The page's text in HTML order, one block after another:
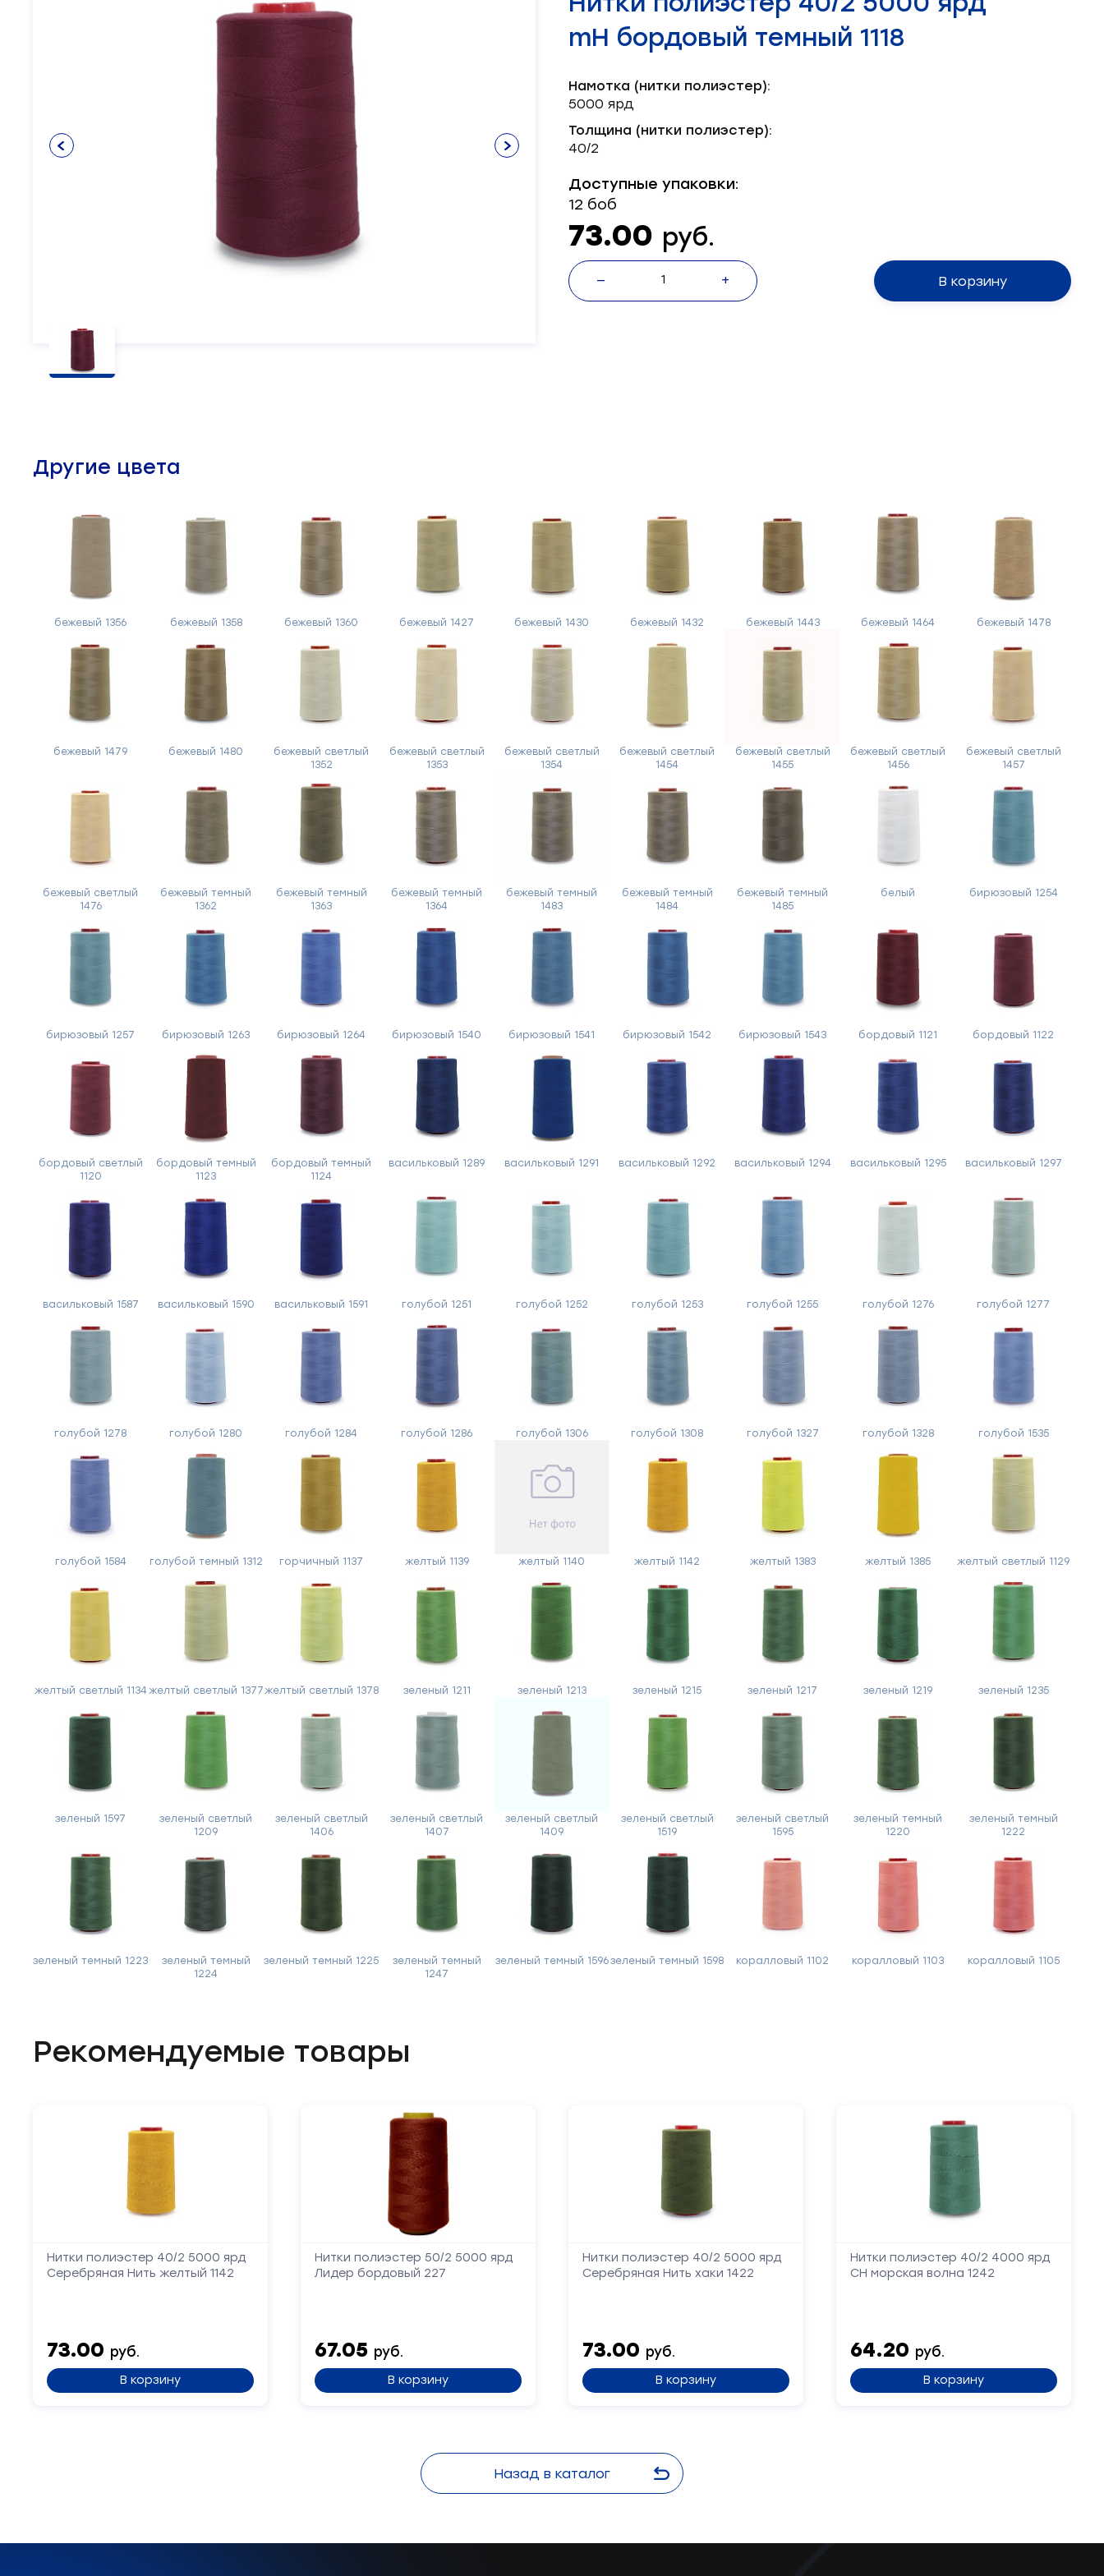
Нитки швейные
Лента декоративная
Паты
Пукля
12
Клеевые и прокладочные
Косая бейка
6
Прикладные материалы
Утеплители и наполнители
Запчасти для швейного
Серводвигатель
Смазка
Запчасти: иглы 3
Нетканые материалы
Установочное оборудование 8
mH бордовый темный 1118
Намотка (нитки полиэстер):
5000 ярд
Толщина (нитки полиэстер):
40/2
Доступные упаковки:
12 боб
73.00 руб.
— + В корзину
Другие цвета
бежевый 1356 бежевый 1358 бежевый 1360 бежевый 1427 бежевый 1430 бежевый 1432 бежевый 1443 бежевый 1464 бежевый 1478
бежевый 1479 бежевый 1480
бежевый светлый
1352
бежевый светлый
1353
бежевый светлый
1354
бежевый светлый
1454
бежевый светлый
1455
бежевый светлый
1456
бежевый светлый
1457
бежевый светлый
1476
бежевый темный
1362
бежевый темный
1363
бежевый темный
1364
бежевый темный
1483
бежевый темный
1484
бежевый темный
1485
белый бирюзовый 1254
бирюзовый 1257 бирюзовый 1263 бирюзовый 1264 бирюзовый 1540 бирюзовый 1541 бирюзовый 1542 бирюзовый 1543 бордовый 1121 бордовый 1122
бордовый светлый
1120
бордовый темный
1123
бордовый темный
1124
васильковый 1289 васильковый 1291 васильковый 1292 васильковый 1294 васильковый 1295 васильковый 1297
васильковый 1587 васильковый 1590 васильковый 1591 голубой 1251 голубой 1252 голубой 1253 голубой 1255 голубой 1276 голубой 1277
голубой 1278 голубой 1280 голубой 1284 голубой 1286 голубой 1306 голубой 1308 голубой 1327 голубой 1328 голубой 1535
голубой 1584 голубой темный 1312 горчичный 1137 желтый 1139 желтый 1140 желтый 1142 желтый 1383 желтый 1385 желтый светлый 1129
желтый светлый 1134 желтый светлый 1377желтый светлый 1378 зеленый 1211 зеленый 1213 зеленый 1215 зеленый 1217 зеленый 1219 зеленый 1235
зеленый 1597
зеленый светлый
1209
зеленый светлый
1406
зеленый светлый
1407
зеленый светлый
1409
зеленый светлый
1519
зеленый светлый
1595
зеленый темный
1220
зеленый темный
1222
зеленый темный 1223
зеленый темный
1224
зеленый темный 1225
зеленый темный
1247
зеленый темный 1596зеленый темный 1598 коралловый 1102 коралловый 1103 коралловый 1105
Рекомендуемые товары
Нитки полиэстер 40/2 5000 ярд
Серебряная Нить желтый 1142
73.00 руб.
В корзину
Нитки полиэстер 50/2 5000 ярд
Лидер бордовый 227
67.05 руб.
В корзину
Нитки полиэстер 40/2 5000 ярд
Серебряная Нить хаки 1422
73.00 руб.
В корзину
Нитки полиэстер 40/2 4000 ярд
СН морская волна 1242
64.20 руб.
В корзину
Назад в каталог
Форма
обратной
связи
форму,
мы
имя
Сообщение
Отправить